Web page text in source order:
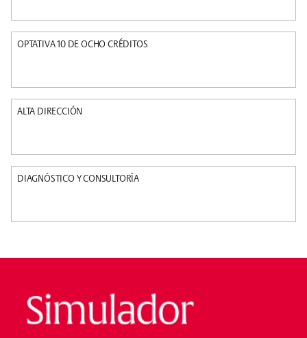
OPTATIVA 10 DE OCHO CRÉDITOS
ALTA DIRECCIÓN
DIAGNÓSTICO Y CONSULTORÍA